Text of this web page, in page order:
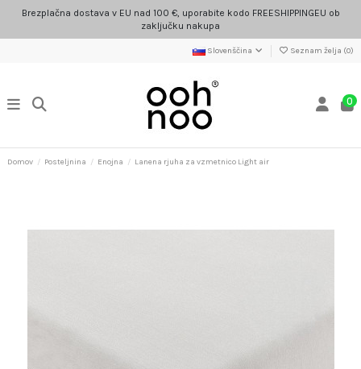
Brezplačna dostava v EU nad 100 €, uporabite kodo FREESHIPPINGEU ob
zaključku nakupa
Slovenščina Seznam želja (0)
0
Domov Posteljnina Enojna Lanena rjuha za vzmetnico Light air